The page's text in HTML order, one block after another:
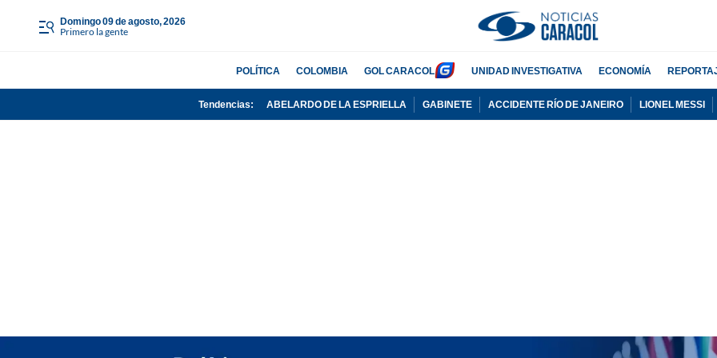
domingo 09 de agosto, 2026
Primero la gente
POLÍTICA COLOMBIA GOL CARACOL UNIDAD INVESTIGATIVA ECONOMÍA
Tendencias: ABELARDO DE LA ESPRIELLA GABINETE ACCIDENTE RÍO DE JANEIRO LIONEL MESSI